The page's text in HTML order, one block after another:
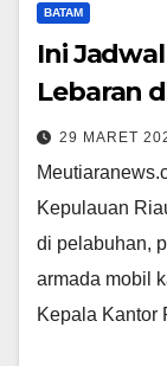
BATAM
Ini
Lebaran
29 MARET
Kepulauan
di pelabuhan,
armada mobil
Kepala